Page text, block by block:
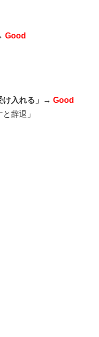
Good
け入れる」→ Good
辞退」